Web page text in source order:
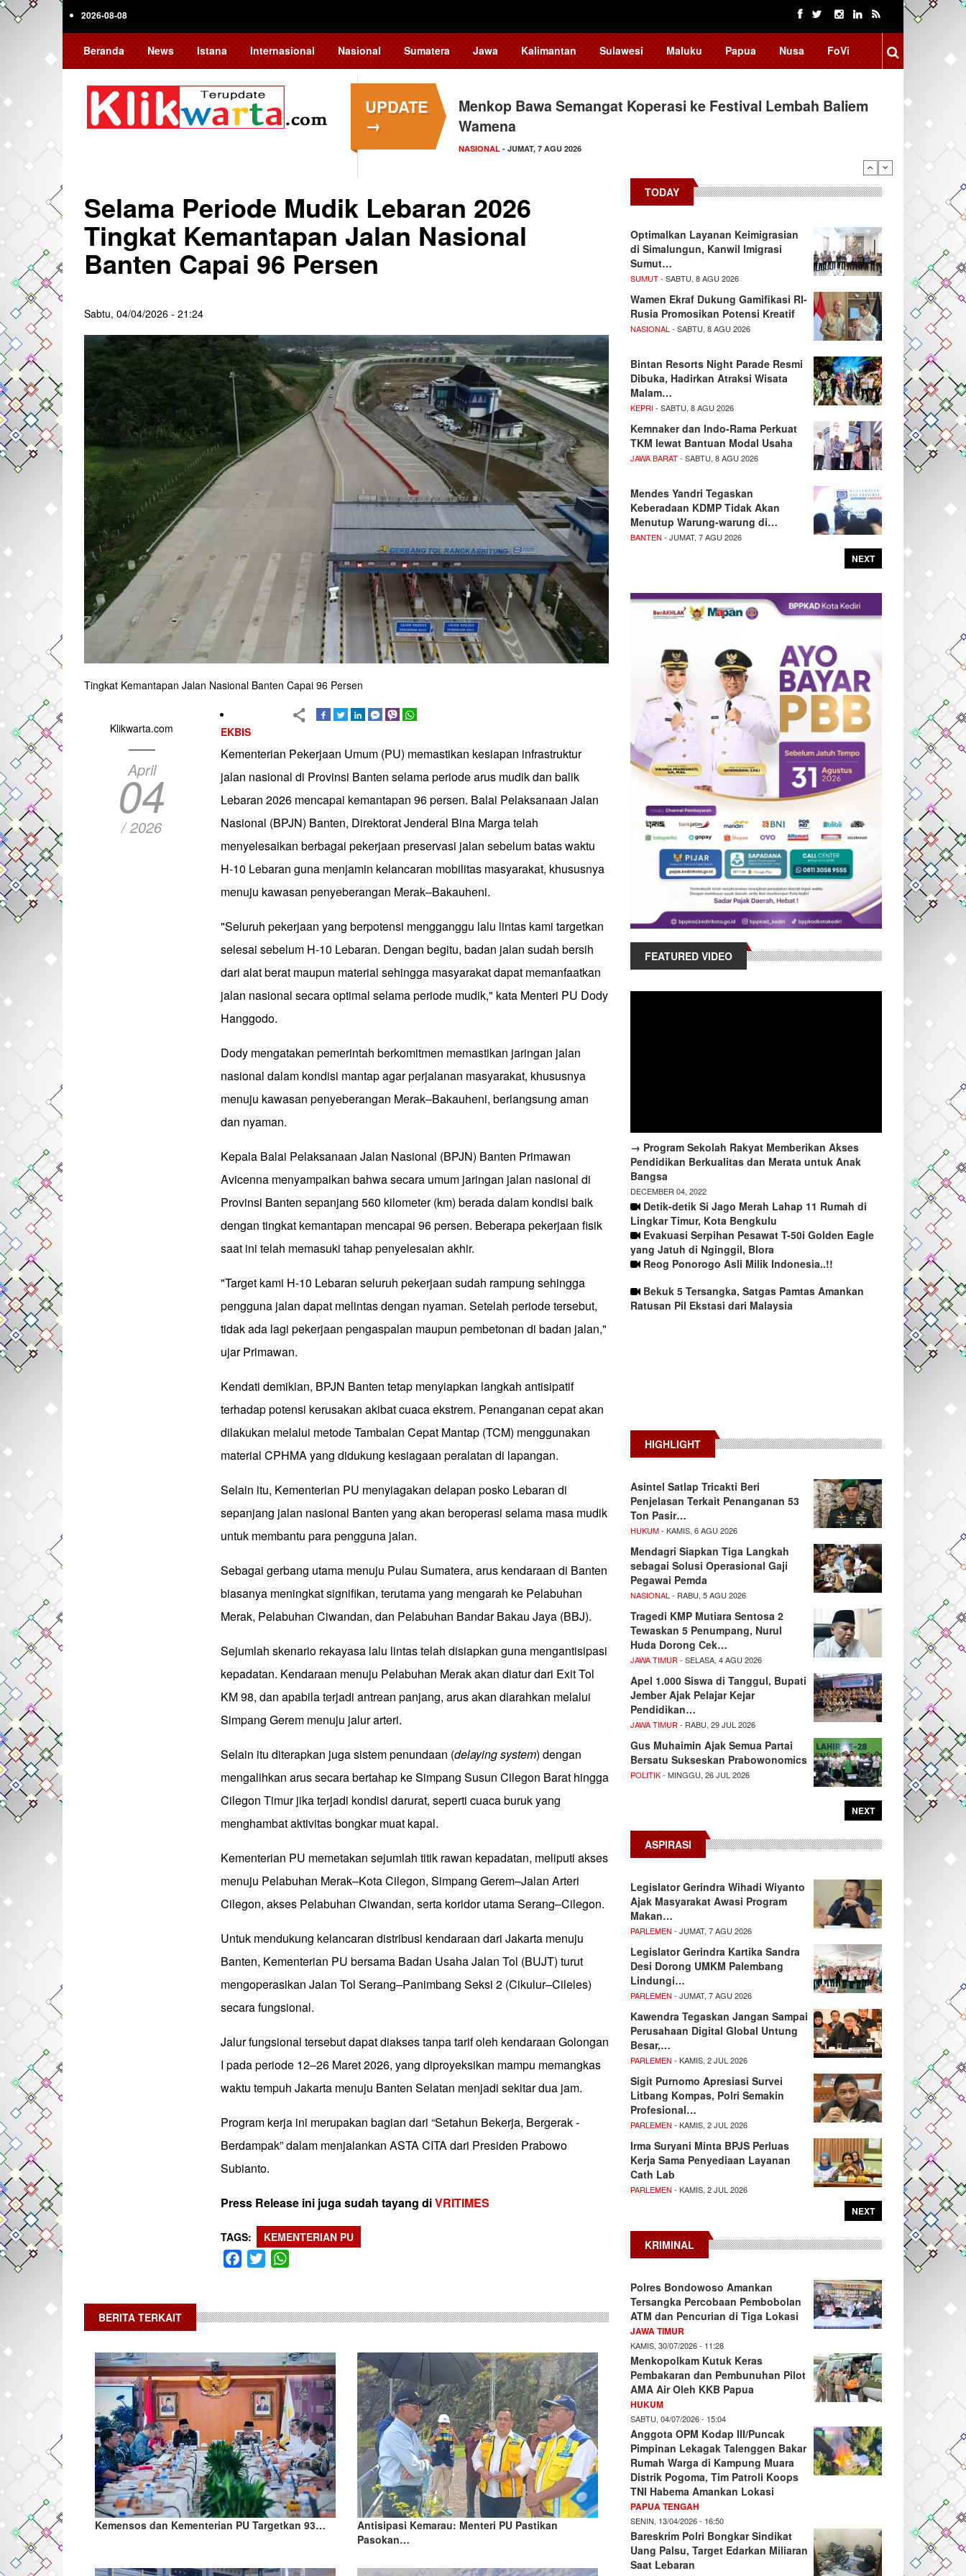
Skip
2026-08-08
Beranda News Istana Internasional Nasional Sumatera Jawa Kalimantan Sulawesi Maluku Papua Nusa FoVi
UPDATE
→
Menkop Bawa Semangat Koperasi ke Festival Lembah Baliem
Wamena
NASIONAL - JUMAT, 7 AGU 2026
Selama Periode Mudik Lebaran 2026
Tingkat Kemantapan Jalan Nasional
Banten Capai 96 Persen
Sabtu, 04/04/2026 - 21:24
Tingkat Kemantapan Jalan Nasional Banten Capai 96 Persen
Klikwarta.com
April
04
/ 2026
EKBIS
Kementerian Pekerjaan Umum (PU) memastikan kesiapan infrastruktur
jalan nasional di Provinsi Banten selama periode arus mudik dan balik
Lebaran 2026 mencapai kemantapan 96 persen. Balai Pelaksanaan Jalan
Nasional (BPJN) Banten, Direktorat Jenderal Bina Marga telah
menyelesaikan berbagai pekerjaan preservasi jalan sebelum batas waktu
H-10 Lebaran guna menjamin kelancaran mobilitas masyarakat, khususnya
menuju kawasan penyeberangan Merak–Bakauheni.
"Seluruh pekerjaan yang berpotensi mengganggu lalu lintas kami targetkan
selesai sebelum H-10 Lebaran. Dengan begitu, badan jalan sudah bersih
dari alat berat maupun material sehingga masyarakat dapat memanfaatkan
jalan nasional secara optimal selama periode mudik," kata Menteri PU Dody
Hanggodo.
Dody mengatakan pemerintah berkomitmen memastikan jaringan jalan
nasional dalam kondisi mantap agar perjalanan masyarakat, khususnya
menuju kawasan penyeberangan Merak–Bakauheni, berlangsung aman
dan nyaman.
Kepala Balai Pelaksanaan Jalan Nasional (BPJN) Banten Primawan
Avicenna menyampaikan bahwa secara umum jaringan jalan nasional di
Provinsi Banten sepanjang 560 kilometer (km) berada dalam kondisi baik
dengan tingkat kemantapan mencapai 96 persen. Beberapa pekerjaan fisik
saat ini telah memasuki tahap penyelesaian akhir.
"Target kami H-10 Lebaran seluruh pekerjaan sudah rampung sehingga
pengguna jalan dapat melintas dengan nyaman. Setelah periode tersebut,
tidak ada lagi pekerjaan pengaspalan maupun pembetonan di badan jalan,"
ujar Primawan.
Kendati demikian, BPJN Banten tetap menyiapkan langkah antisipatif
terhadap potensi kerusakan akibat cuaca ekstrem. Penanganan cepat akan
dilakukan melalui metode Tambalan Cepat Mantap (TCM) menggunakan
material CPHMA yang didukung kesiagaan peralatan di lapangan.
Selain itu, Kementerian PU menyiagakan delapan posko Lebaran di
sepanjang jalan nasional Banten yang akan beroperasi selama masa mudik
untuk membantu para pengguna jalan.
Sebagai gerbang utama menuju Pulau Sumatera, arus kendaraan di Banten
biasanya meningkat signifikan, terutama yang mengarah ke Pelabuhan
Merak, Pelabuhan Ciwandan, dan Pelabuhan Bandar Bakau Jaya (BBJ).
Sejumlah skenario rekayasa lalu lintas telah disiapkan guna mengantisipasi
kepadatan. Kendaraan menuju Pelabuhan Merak akan diatur dari Exit Tol
KM 98, dan apabila terjadi antrean panjang, arus akan diarahkan melalui
Simpang Gerem menuju jalur arteri.
Selain itu diterapkan juga sistem penundaan (delaying system) dengan
mengalihkan arus secara bertahap ke Simpang Susun Cilegon Barat hingga
Cilegon Timur jika terjadi kondisi darurat, seperti cuaca buruk yang
menghambat aktivitas bongkar muat kapal.
Kementerian PU memetakan sejumlah titik rawan kepadatan, meliputi akses
menuju Pelabuhan Merak–Kota Cilegon, Simpang Gerem–Jalan Arteri
Cilegon, akses Pelabuhan Ciwandan, serta koridor utama Serang–Cilegon.
Untuk mendukung kelancaran distribusi kendaraan dari Jakarta menuju
Banten, Kementerian PU bersama Badan Usaha Jalan Tol (BUJT) turut
mengoperasikan Jalan Tol Serang–Panimbang Seksi 2 (Cikulur–Cileles)
secara fungsional.
Jalur fungsional tersebut dapat diakses tanpa tarif oleh kendaraan Golongan
I pada periode 12–26 Maret 2026, yang diproyeksikan mampu memangkas
waktu tempuh Jakarta menuju Banten Selatan menjadi sekitar dua jam.
Program kerja ini merupakan bagian dari “Setahun Bekerja, Bergerak -
Berdampak” dalam menjalankan ASTA CITA dari Presiden Prabowo
Subianto.
Press Release ini juga sudah tayang diVRITIMES
TAGS KEMENTERIAN PU
Facebook
Twitter
BERITA TERKAIT
Kemensos dan Kementerian PU Targetkan 93…
Antisipasi Kemarau: Menteri PU Pastikan
Pasokan…
TODAY
Optimalkan Layanan Keimigrasian
di Simalungun, Kanwil Imigrasi
Sumut…
SUMUT- SABTU, 8 AGU 2026
Wamen Ekraf Dukung Gamifikasi RI-
Rusia Promosikan Potensi Kreatif
NASIONAL - SABTU, 8 AGU 2026
Bintan Resorts Night Parade Resmi
Dibuka, Hadirkan Atraksi Wisata
Malam…
KEPRI- SABTU, 8 AGU 2026
Kemnaker dan Indo-Rama Perkuat
TKM lewat Bantuan Modal Usaha
JAWA BARAT- SABTU, 8 AGU 2026
Mendes Yandri Tegaskan
Keberadaan KDMP Tidak Akan
Menutup Warung-warung di…
BANTEN - JUMAT, 7 AGU 2026
NEXT
FEATURED VIDEO
→ Program Sekolah Rakyat Memberikan Akses
Pendidikan Berkualitas dan Merata untuk Anak
Bangsa
DECEMBER 04, 2022
Detik-detik Si Jago Merah Lahap 11 Rumah di
Lingkar Timur, Kota Bengkulu
Evakuasi Serpihan Pesawat T-50i Golden Eagle
yang Jatuh di Nginggil, Blora
Reog Ponorogo Asli Milik Indonesia..!!
Bekuk 5 Tersangka, Satgas Pamtas Amankan
Ratusan Pil Ekstasi dari Malaysia
HIGHLIGHT
Asintel Satlap Tricakti Beri
Penjelasan Terkait Penanganan 53
Ton Pasir…
HUKUM- KAMIS, 6 AGU 2026
Mendagri Siapkan Tiga Langkah
sebagai Solusi Operasional Gaji
Pegawai Pemda
NASIONAL - RABU, 5 AGU 2026
Tragedi KMP Mutiara Sentosa 2
Tewaskan 5 Penumpang, Nurul
Huda Dorong Cek…
JAWA TIMUR - SELASA, 4 AGU 2026
Apel 1.000 Siswa di Tanggul, Bupati
Jember Ajak Pelajar Kejar
Pendidikan…
JAWA TIMUR - RABU, 29 JUL 2026
Gus Muhaimin Ajak Semua Partai
Bersatu Sukseskan Prabowonomics
POLITIK- MINGGU, 26 JUL 2026
NEXT
ASPIRASI
Legislator Gerindra Wihadi Wiyanto
Ajak Masyarakat Awasi Program
Makan…
PARLEMEN - JUMAT, 7 AGU 2026
Legislator Gerindra Kartika Sandra
Desi Dorong UMKM Palembang
Lindungi…
PARLEMEN - JUMAT, 7 AGU 2026
Kawendra Tegaskan Jangan Sampai
Perusahaan Digital Global Untung
Besar,…
PARLEMEN - KAMIS, 2 JUL 2026
Sigit Purnomo Apresiasi Survei
Litbang Kompas, Polri Semakin
Profesional…
PARLEMEN - KAMIS, 2 JUL 2026
Irma Suryani Minta BPJS Perluas
Kerja Sama Penyediaan Layanan
Cath Lab
PARLEMEN - KAMIS, 2 JUL 2026
NEXT
KRIMINAL
Polres Bondowoso Amankan
Tersangka Percobaan Pembobolan
ATM dan Pencurian di Tiga Lokasi
JAWA TIMUR
KAMIS, 30/07/2026 - 11:28
Menkopolkam Kutuk Keras
Pembakaran dan Pembunuhan Pilot
AMA Air Oleh KKB Papua
HUKUM
SABTU, 04/07/2026 - 15:04
Anggota OPM Kodap III/Puncak
Pimpinan Lekagak Talenggen Bakar
Rumah Warga di Kampung Muara
Distrik Pogoma, Tim Patroli Koops
TNI Habema Amankan Lokasi
PAPUA TENGAH
SENIN, 13/04/2026 - 16:50
Bareskrim Polri Bongkar Sindikat
Uang Palsu, Target Edarkan Miliaran
Saat Lebaran